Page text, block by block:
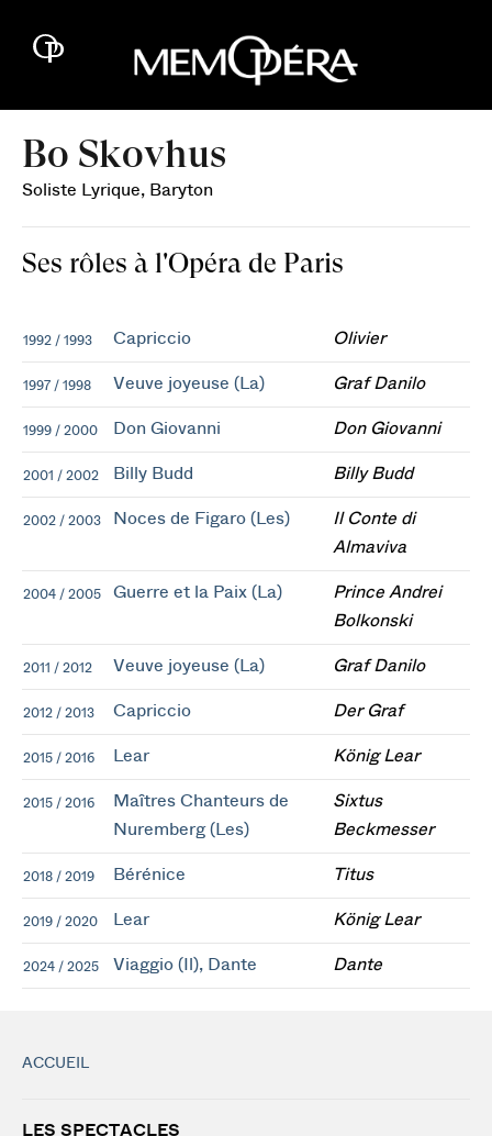
Bo Skovhus
Soliste Lyrique, Baryton
Ses rôles à l'Opéra de Paris
1992 / 1993 Capriccio Olivier
1997 / 1998 Veuve joyeuse (La) Graf Danilo
1999 / 2000 Don Giovanni Don Giovanni
2001 / 2002 Billy Budd Billy Budd
2002 / 2003 Noces de Figaro (Les)
Il Conte di
Almaviva
2004 / 2005 Guerre et la Paix (La)
Prince Andrei
Bolkonski
2011 / 2012 Veuve joyeuse (La) Graf Danilo
2012 / 2013 Capriccio Der Graf
2015 / 2016 Lear König Lear
2015 / 2016
Maîtres Chanteurs de
Nuremberg (Les)
Sixtus
Beckmesser
2018 / 2019 Bérénice Titus
2019 / 2020 Lear König Lear
2024 / 2025 Viaggio (Il), Dante Dante
ACCUEIL
LES SPECTACLES